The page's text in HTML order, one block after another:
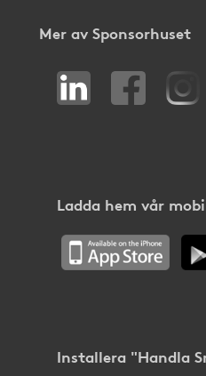
Mer av Sponsorhuset
Ladda hem vår
Installera "Handla